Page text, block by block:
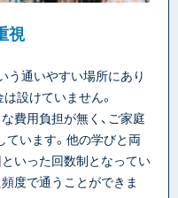
視
う通いやすい場所にあり
設けていません。
費用負担が無く、ご家庭
います。他の学びと両
いった回数制となってい
度で通うことができま